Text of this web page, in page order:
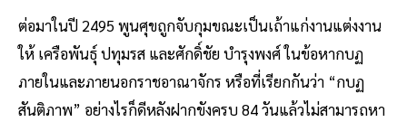
ต่อมาในปี 2495 พูนศุขถูกจับกุมขณะเป็นเถ้าแก่งานแต่งงาน
ให้ เครือพันธุ์ ปทุมรส และศักดิ์ชัย บำรุงพงศ์ ในข้อหากบฏ
ภายในและภายนอกราชอาณาจักร หรือที่เรียกกันว่า “กบฏ
สันติภาพ” อย่างไรก็ดีหลังฝากขังครบ 84 วันแล้วไม่สามารถหา